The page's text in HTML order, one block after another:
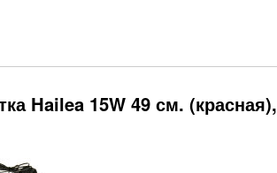
Hailea 15W 49 см. (красная),